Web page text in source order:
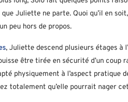
Juliette ne parte. Quoi qu’il en
peu hors de propos.
, Juliette descend plusieurs étages à
être tirée en sécurité d’un coup
physiquement à l’aspect pratique
totalement qu’elle pourrait nager